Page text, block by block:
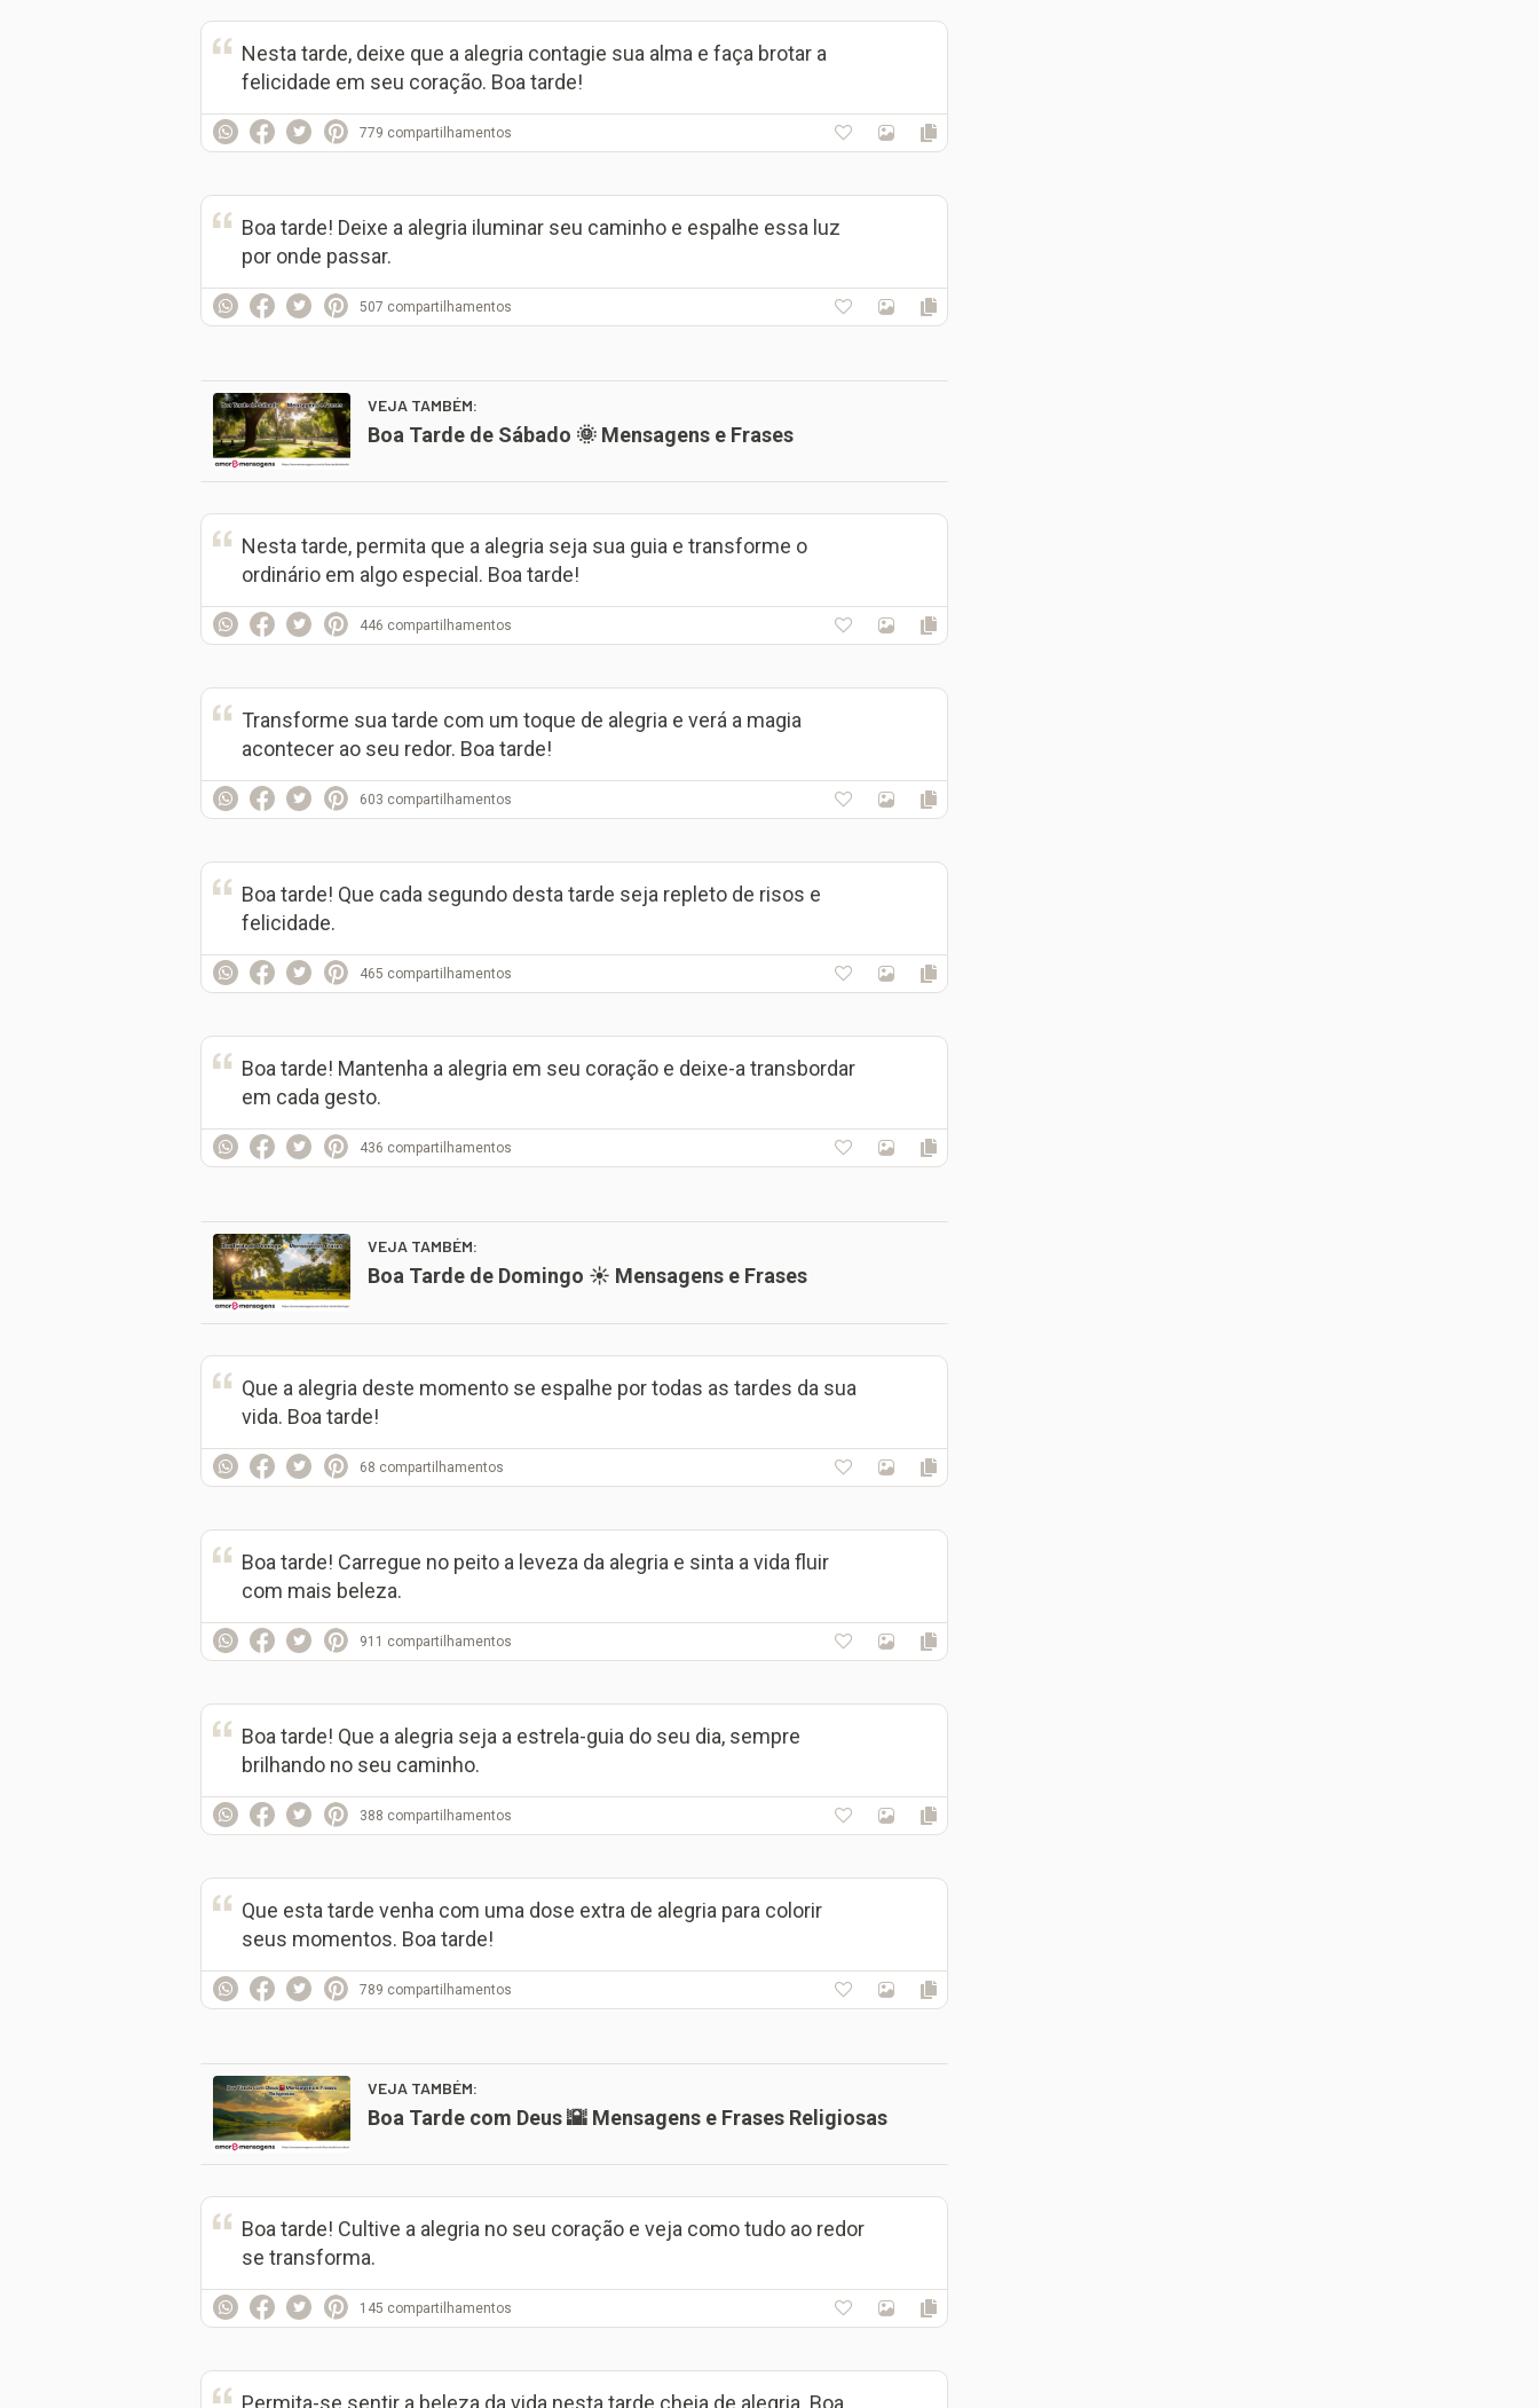
Nesta tarde, deixe que a alegria contagie sua alma e faça brotar a
felicidade em seu coração. Boa tarde!
779 compartilhamentos
Boa tarde! Deixe a alegria iluminar seu caminho e espalhe essa luz
por onde passar.
507 compartilhamentos
VEJA TAMBÉM:
Boa Tarde de Sábado 🌞 Mensagens e Frases
Nesta tarde, permita que a alegria seja sua guia e transforme o
ordinário em algo especial. Boa tarde!
446 compartilhamentos
Transforme sua tarde com um toque de alegria e verá a magia
acontecer ao seu redor. Boa tarde!
603 compartilhamentos
Boa tarde! Que cada segundo desta tarde seja repleto de risos e
felicidade.
465 compartilhamentos
Boa tarde! Mantenha a alegria em seu coração e deixe-a transbordar
em cada gesto.
436 compartilhamentos
VEJA TAMBÉM:
Boa Tarde de Domingo ☀️ Mensagens e Frases
Que a alegria deste momento se espalhe por todas as tardes da sua
vida. Boa tarde!
68 compartilhamentos
Boa tarde! Carregue no peito a leveza da alegria e sinta a vida fluir
com mais beleza.
911 compartilhamentos
Boa tarde! Que a alegria seja a estrela-guia do seu dia, sempre
brilhando no seu caminho.
388 compartilhamentos
Que esta tarde venha com uma dose extra de alegria para colorir
seus momentos. Boa tarde!
789 compartilhamentos
VEJA TAMBÉM:
Boa Tarde com Deus 🌇 Mensagens e Frases Religiosas
Boa tarde! Cultive a alegria no seu coração e veja como tudo ao redor
se transforma.
145 compartilhamentos
Permita-se sentir a beleza da vida nesta tarde cheia de alegria. Boa